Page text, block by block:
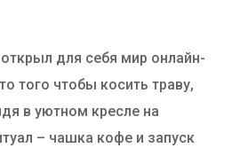
для себя мир онлайн-
того чтобы косить траву,
в уютном кресле на
– чашка кофе и запуск